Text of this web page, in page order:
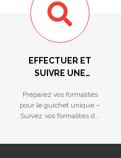
EFFECTUER ET
SUIVRE UNE
Préparez vos formalités
pour le guichet unique –
Suivez vos formalités du